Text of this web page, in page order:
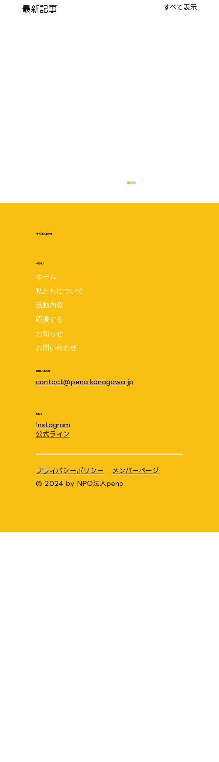
最新記事 すべて表示
開催イベントのご紹介 〜世界早産児デー
写真展〜
NPO法人pena
MENU
ホーム
私たちについて
活動内容
応援する
お知らせ
お問い合わせ
お問い合わせ
contact@pena.kanagawa.jp
SNS
Instagram
公式ライン
© 2024 by NPO法人pena
プライバシーポリシー メンバーページ